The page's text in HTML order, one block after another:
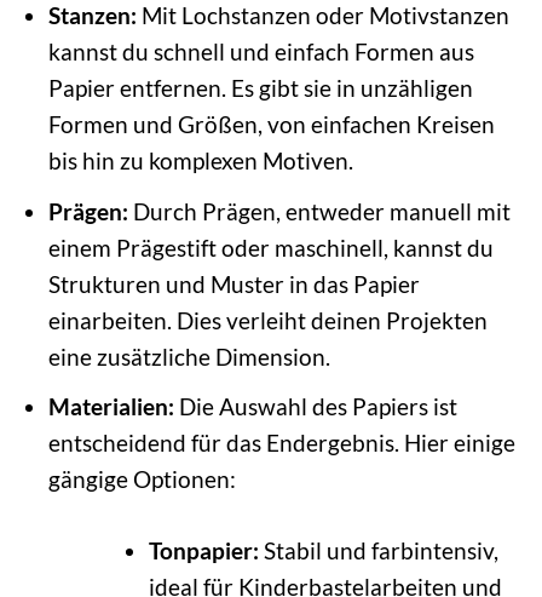
Stanzen: Mit Lochstanzen oder Motivstanzen
kannst du schnell und einfach Formen aus
Papier entfernen. Es gibt sie in unzähligen
Formen und Größen, von einfachen Kreisen
bis hin zu komplexen Motiven.
Prägen: Durch Prägen, entweder manuell mit
einem Prägestift oder maschinell, kannst du
Strukturen und Muster in das Papier
einarbeiten. Dies verleiht deinen Projekten
eine zusätzliche Dimension.
Materialien: Die Auswahl des Papiers ist
entscheidend für das Endergebnis. Hier einige
gängige Optionen:
Tonpapier: Stabil und farbintensiv,
ideal für Kinderbastelarbeiten und